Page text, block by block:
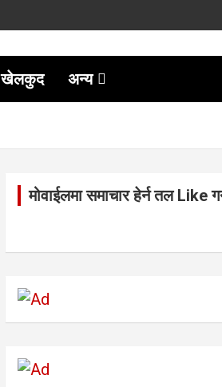
खेलकुद अन्य
मोवाईलमा समाचार हेर्न तल Like